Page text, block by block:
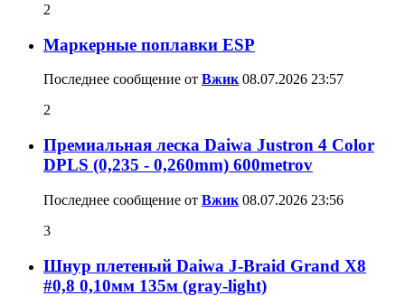
2
Маркерные поплавки ESP
Последнее сообщение от Вжик 08.07.2026 23:57
2
Премиальная леска Daiwa Justron 4 Color
DPLS (0,235 - 0,260mm) 600metrov
Последнее сообщение от Вжик 08.07.2026 23:56
3
Шнур плетеный Daiwa J-Braid Grand X8
#0,8 0,10мм 135м (gray-light)